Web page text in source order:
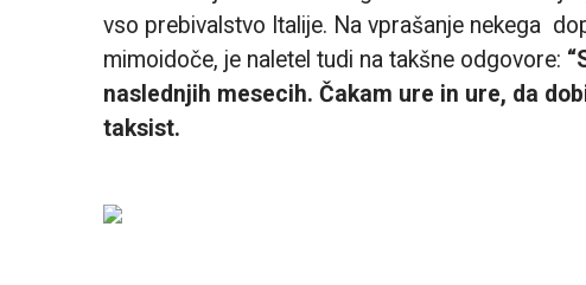
vso prebivalstvo Italije. Na vprašanje nekega
mimoidoče, je naletel tudi na takšne odgovore:
naslednjih mesecih. Čakam ure in ure, da
taksist.